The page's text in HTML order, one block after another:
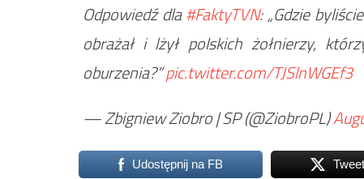
Odpowiedź dla#FaktyTVN: „Gdzie
obrażał i lżył polskich żołnierzy,
oburzenia?”pic.twitter.com/TJSlnWGEf3
— Zbigniew Ziobro | SP (@ZiobroPL)
Udostępnij na FB Tweet